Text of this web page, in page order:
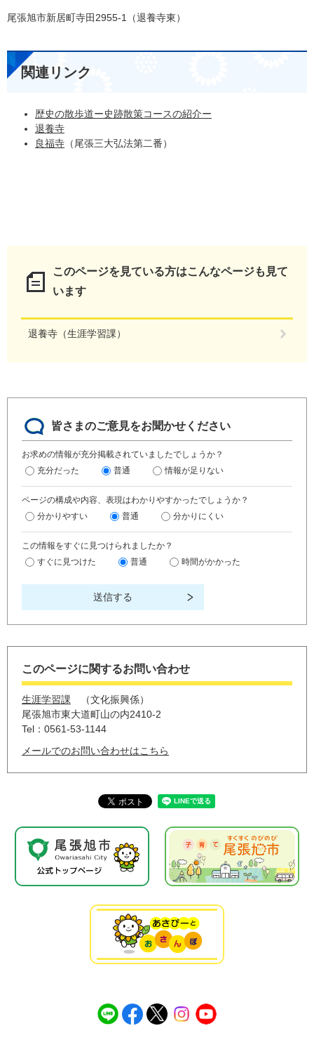
尾張旭市新居町寺田2955-1（退養寺東）
関連リンク
歴史の散歩道ー史跡散策コースの紹介ー
退養寺
良福寺 （尾張三大弘法第二番）
このページを見ている方はこんなページも見て
います
退養寺（生涯学習課）
皆さまのご意見をお聞かせください
お求めの情報が充分掲載されていましたでしょうか？
充分だった
普通 情報が足りない
ページの構成や内容、表現はわかりやすかったでしょうか？
分かりやすい
普通 分かりにくい
この情報をすぐに見つけられましたか？
すぐに見つけた
普通 時間がかかった
このページに関するお問い合わせ
生涯学習課
文化振興係
尾張旭市東大道町山の内2410-2
Tel：0561-53-1144
メールでのお問い合わせはこちら